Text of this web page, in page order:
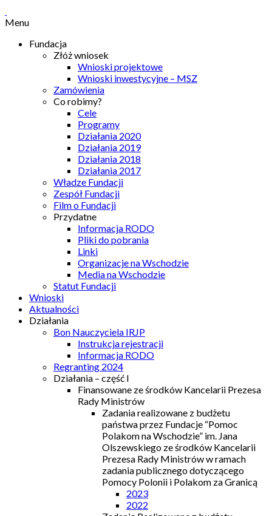
Menu
Fundacja
Złóż wniosek
Wnioski projektowe
Wnioski inwestycyjne – MSZ
Zamówienia
Co robimy?
Cele
Programy
Działania 2020
Działania 2019
Działania 2018
Działania 2017
Władze Fundacji
Zespół Fundacji
Film o Fundacji
Przydatne
Informacja RODO
Pliki do pobrania
Linki
Organizacje na Wschodzie
Media na Wschodzie
Statut Fundacji
Wnioski
Aktualności
Działania
Bon Nauczyciela IRJP
Instrukcja rejestracji
Informacja RODO
Regranting 2024
Działania – część I
Finansowane ze środków Kancelarii Prezesa
Rady Ministrów
Zadania realizowane z budżetu
państwa przez Fundacje “Pomoc
Polakom na Wschodzie” im. Jana
Olszewskiego ze środków Kancelarii
Prezesa Rady Ministrów w ramach
zadania publicznego dotyczącego
Pomocy Polonii i Polakom za Granicą
2023
2022